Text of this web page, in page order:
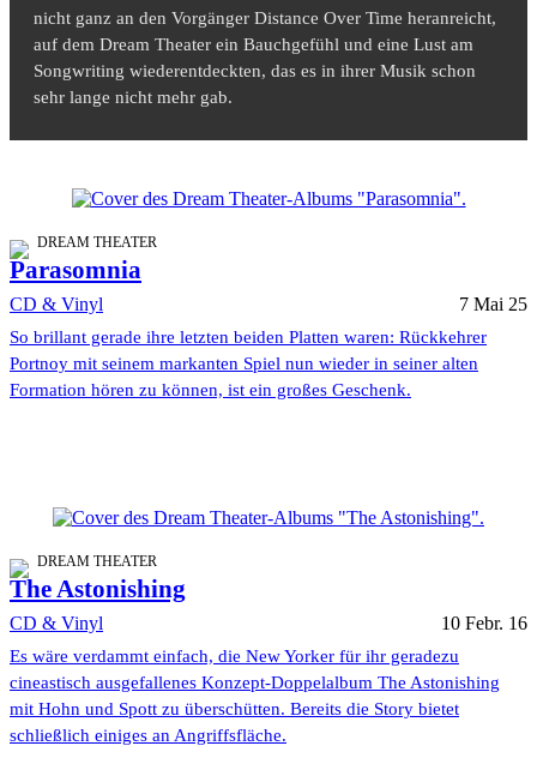
nicht ganz an den Vorgänger Distance Over Time heranreicht,
auf dem Dream Theater ein Bauchgefühl und eine Lust am
Songwriting wiederentdeckten, das es in ihrer Musik schon
sehr lange nicht mehr gab.
DREAM THEATER
Parasomnia
CD & Vinyl 7 Mai 25
So brillant gerade ihre letzten beiden Platten waren: Rückkehrer
Portnoy mit seinem markanten Spiel nun wieder in seiner alten
Formation hören zu können, ist ein großes Geschenk.
DREAM THEATER
The Astonishing
CD & Vinyl 10 Febr. 16
Es wäre verdammt einfach, die New Yorker für ihr geradezu
cineastisch ausgefallenes Konzept-Doppelalbum The Astonishing
mit Hohn und Spott zu überschütten. Bereits die Story bietet
schließlich einiges an Angriffsfläche.